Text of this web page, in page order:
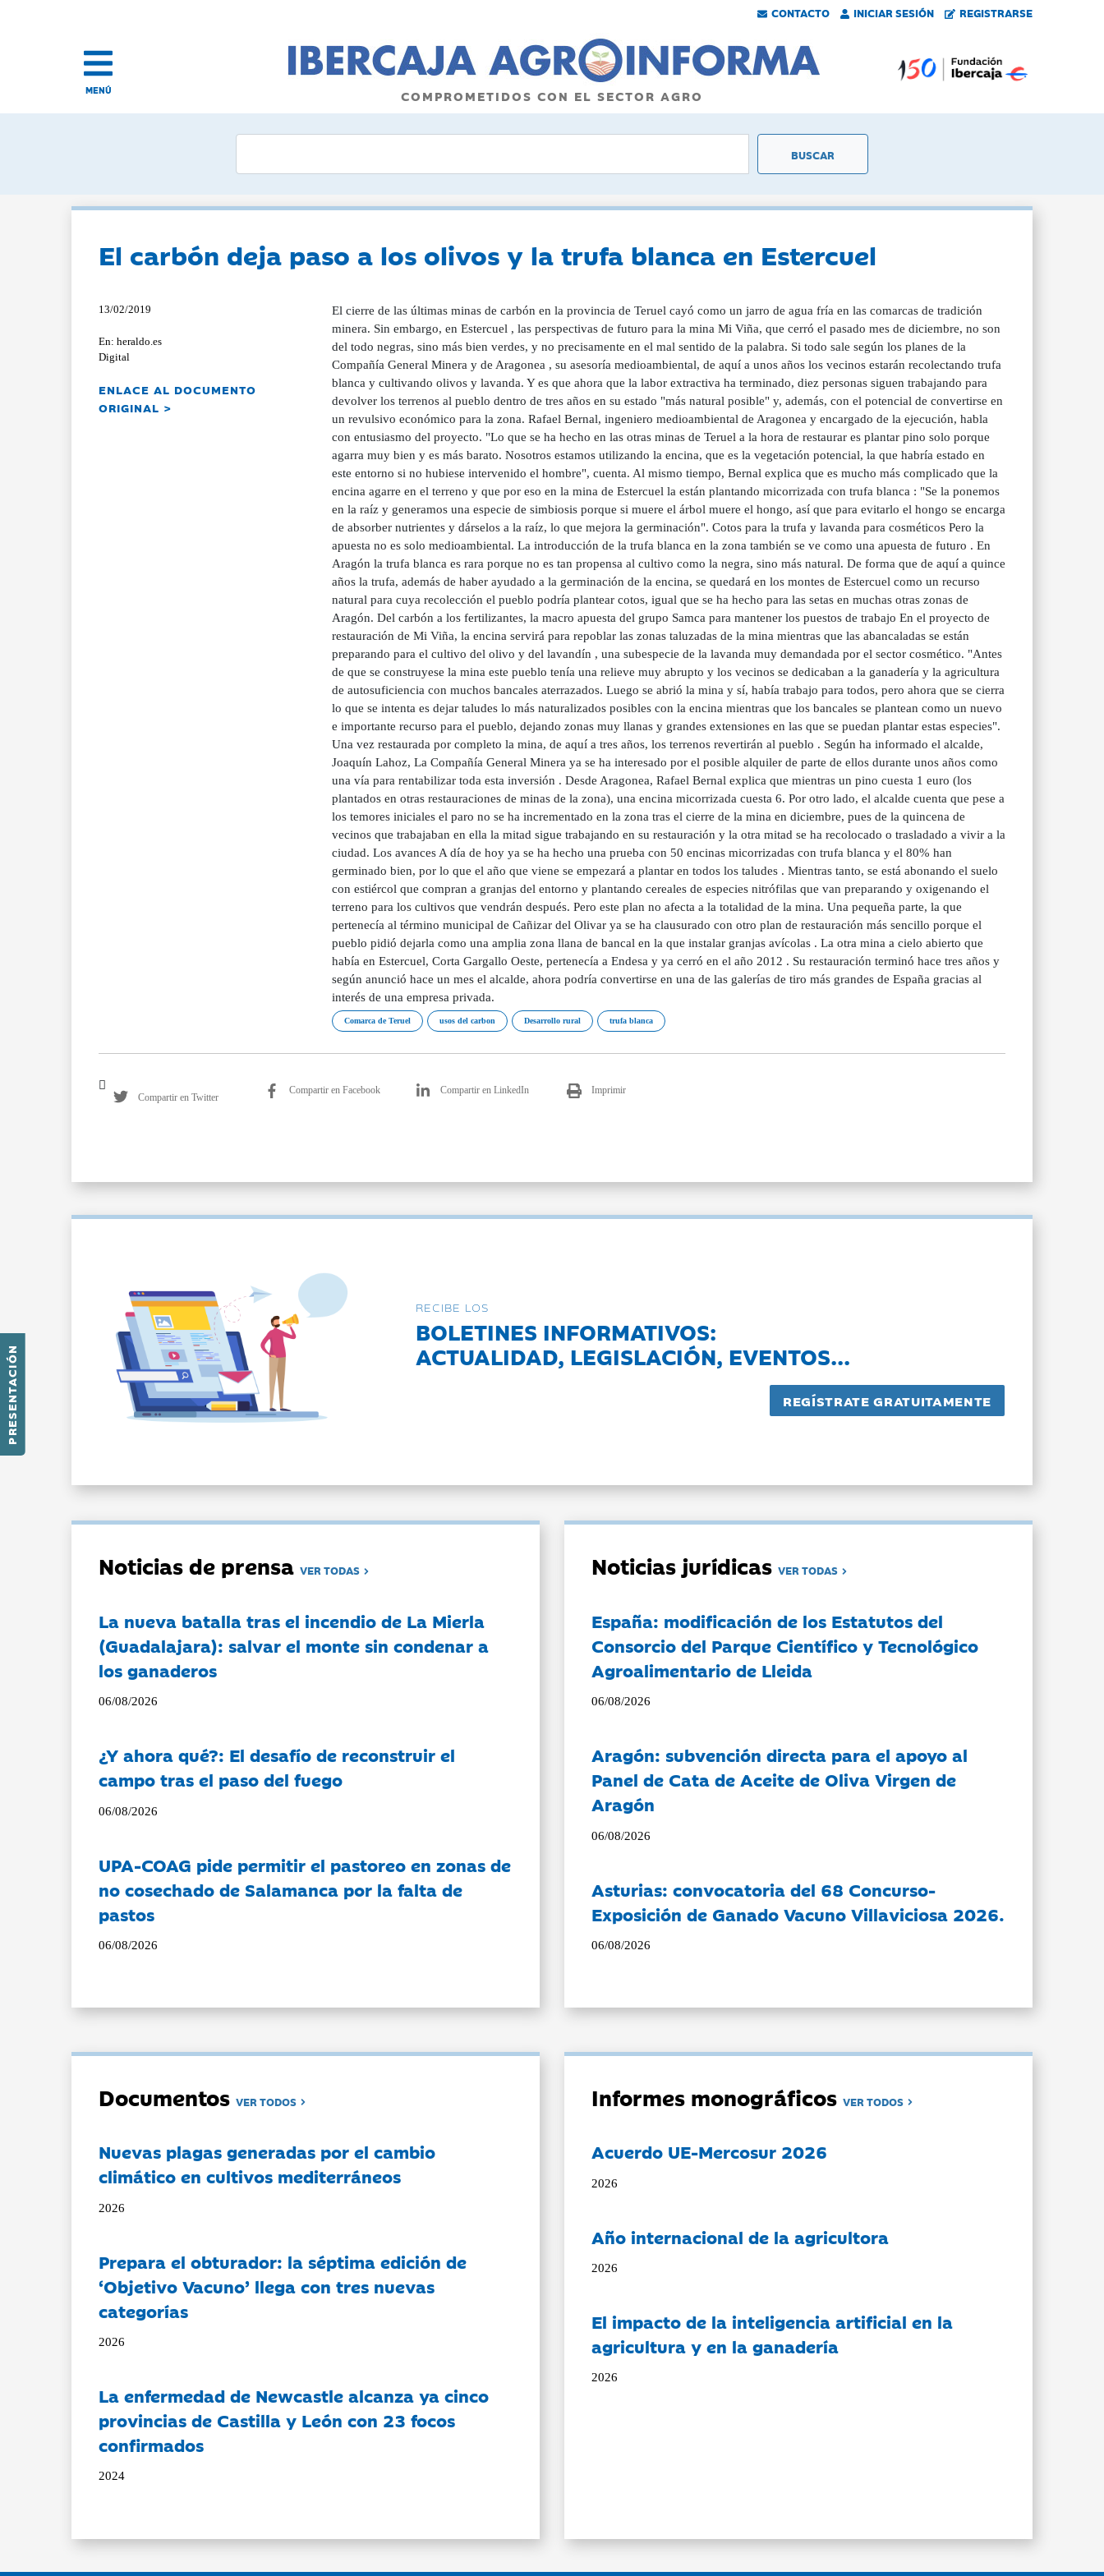
CONTACTO INICIAR SESIÓN REGISTRARSE
PRESENTACIÓN
MENÚ COMPROMETIDOS CON EL SECTOR AGRO
El carbón deja paso a los olivos y la trufa blanca en Estercuel
13/02/2019
En: heraldo.es
Digital
ENLACE AL DOCUMENTO
ORIGINAL >
El cierre de las últimas minas de carbón en la provincia de Teruel cayó como un jarro de agua fría en las comarcas de tradición
minera. Sin embargo, en Estercuel , las perspectivas de futuro para la mina Mi Viña, que cerró el pasado mes de diciembre, no son
del todo negras, sino más bien verdes, y no precisamente en el mal sentido de la palabra. Si todo sale según los planes de la
Compañía General Minera y de Aragonea , su asesoría medioambiental, de aquí a unos años los vecinos estarán recolectando trufa
blanca y cultivando olivos y lavanda. Y es que ahora que la labor extractiva ha terminado, diez personas siguen trabajando para
devolver los terrenos al pueblo dentro de tres años en su estado "más natural posible" y, además, con el potencial de convertirse en
un revulsivo económico para la zona. Rafael Bernal, ingeniero medioambiental de Aragonea y encargado de la ejecución, habla
con entusiasmo del proyecto. "Lo que se ha hecho en las otras minas de Teruel a la hora de restaurar es plantar pino solo porque
agarra muy bien y es más barato. Nosotros estamos utilizando la encina, que es la vegetación potencial, la que habría estado en
este entorno si no hubiese intervenido el hombre", cuenta. Al mismo tiempo, Bernal explica que es mucho más complicado que la
encina agarre en el terreno y que por eso en la mina de Estercuel la están plantando micorrizada con trufa blanca : "Se la ponemos
en la raíz y generamos una especie de simbiosis porque si muere el árbol muere el hongo, así que para evitarlo el hongo se encarga
de absorber nutrientes y dárselos a la raíz, lo que mejora la germinación". Cotos para la trufa y lavanda para cosméticos Pero la
apuesta no es solo medioambiental. La introducción de la trufa blanca en la zona también se ve como una apuesta de futuro . En
Aragón la trufa blanca es rara porque no es tan propensa al cultivo como la negra, sino más natural. De forma que de aquí a quince
años la trufa, además de haber ayudado a la germinación de la encina, se quedará en los montes de Estercuel como un recurso
natural para cuya recolección el pueblo podría plantear cotos, igual que se ha hecho para las setas en muchas otras zonas de
Aragón. Del carbón a los fertilizantes, la macro apuesta del grupo Samca para mantener los puestos de trabajo En el proyecto de
restauración de Mi Viña, la encina servirá para repoblar las zonas taluzadas de la mina mientras que las abancaladas se están
preparando para el cultivo del olivo y del lavandín , una subespecie de la lavanda muy demandada por el sector cosmético. "Antes
de que se construyese la mina este pueblo tenía una relieve muy abrupto y los vecinos se dedicaban a la ganadería y la agricultura
de autosuficiencia con muchos bancales aterrazados. Luego se abrió la mina y sí, había trabajo para todos, pero ahora que se cierra
lo que se intenta es dejar taludes lo más naturalizados posibles con la encina mientras que los bancales se plantean como un nuevo
e importante recurso para el pueblo, dejando zonas muy llanas y grandes extensiones en las que se puedan plantar estas especies".
Una vez restaurada por completo la mina, de aquí a tres años, los terrenos revertirán al pueblo . Según ha informado el alcalde,
Joaquín Lahoz, La Compañía General Minera ya se ha interesado por el posible alquiler de parte de ellos durante unos años como
una vía para rentabilizar toda esta inversión . Desde Aragonea, Rafael Bernal explica que mientras un pino cuesta 1 euro (los
plantados en otras restauraciones de minas de la zona), una encina micorrizada cuesta 6. Por otro lado, el alcalde cuenta que pese a
los temores iniciales el paro no se ha incrementado en la zona tras el cierre de la mina en diciembre, pues de la quincena de
vecinos que trabajaban en ella la mitad sigue trabajando en su restauración y la otra mitad se ha recolocado o trasladado a vivir a la
ciudad. Los avances A día de hoy ya se ha hecho una prueba con 50 encinas micorrizadas con trufa blanca y el 80% han
germinado bien, por lo que el año que viene se empezará a plantar en todos los taludes . Mientras tanto, se está abonando el suelo
con estiércol que compran a granjas del entorno y plantando cereales de especies nitrófilas que van preparando y oxigenando el
terreno para los cultivos que vendrán después. Pero este plan no afecta a la totalidad de la mina. Una pequeña parte, la que
pertenecía al término municipal de Cañizar del Olivar ya se ha clausurado con otro plan de restauración más sencillo porque el
pueblo pidió dejarla como una amplia zona llana de bancal en la que instalar granjas avícolas . La otra mina a cielo abierto que
había en Estercuel, Corta Gargallo Oeste, pertenecía a Endesa y ya cerró en el año 2012 . Su restauración terminó hace tres años y
según anunció hace un mes el alcalde, ahora podría convertirse en una de las galerías de tiro más grandes de España gracias al
interés de una empresa privada.
Comarca de Teruel usos del carbon Desarrollo rural trufa blanca
Compartir en Twitter
Compartir en Facebook Compartir en LinkedIn Imprimir
RECIBE LOS
BOLETINES INFORMATIVOS:
ACTUALIDAD, LEGISLACIÓN, EVENTOS...
Noticias de prensaVER TODAS
La nueva batalla tras el incendio de La Mierla
(Guadalajara): salvar el monte sin condenar a
los ganaderos
06/08/2026
¿Y ahora qué?: El desafío de reconstruir el
campo tras el paso del fuego
06/08/2026
UPA-COAG pide permitir el pastoreo en zonas de
no cosechado de Salamanca por la falta de
pastos
06/08/2026
Noticias jurídicasVER TODAS
España: modificación de los Estatutos del
Consorcio del Parque Científico y Tecnológico
Agroalimentario de Lleida
06/08/2026
Aragón: subvención directa para el apoyo al
Panel de Cata de Aceite de Oliva Virgen de
Aragón
06/08/2026
Asturias: convocatoria del 68 Concurso-
Exposición de Ganado Vacuno Villaviciosa 2026.
06/08/2026
DocumentosVER TODOS
Nuevas plagas generadas por el cambio
climático en cultivos mediterráneos
2026
Prepara el obturador: la séptima edición de
‘Objetivo Vacuno’ llega con tres nuevas
categorías
2026
La enfermedad de Newcastle alcanza ya cinco
provincias de Castilla y León con 23 focos
confirmados
2024
Informes monográficosVER TODOS
Acuerdo UE-Mercosur 2026
2026
Año internacional de la agricultora
2026
El impacto de la inteligencia artificial en la
agricultura y en la ganadería
2026